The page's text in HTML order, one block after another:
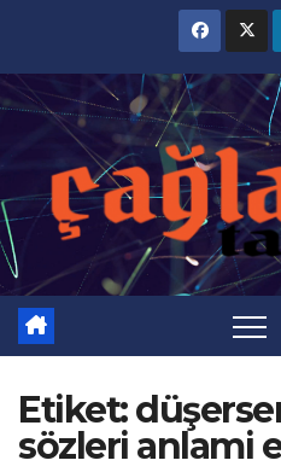
content
Etiket:
sözleri anlami